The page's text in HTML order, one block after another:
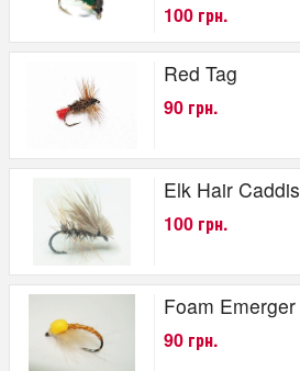
100 грн.
Red Tag
90 грн.
Elk Hair Caddis
100 грн.
Foam Emerger
90 грн.